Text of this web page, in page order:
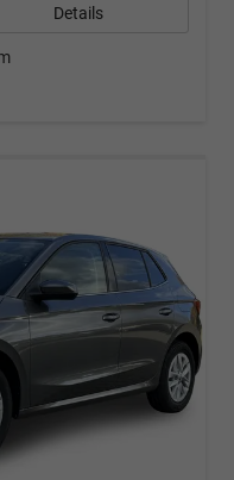
Details